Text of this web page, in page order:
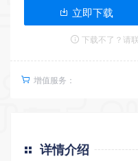
立即下载
下载不了？请
增值服务：
详情介绍